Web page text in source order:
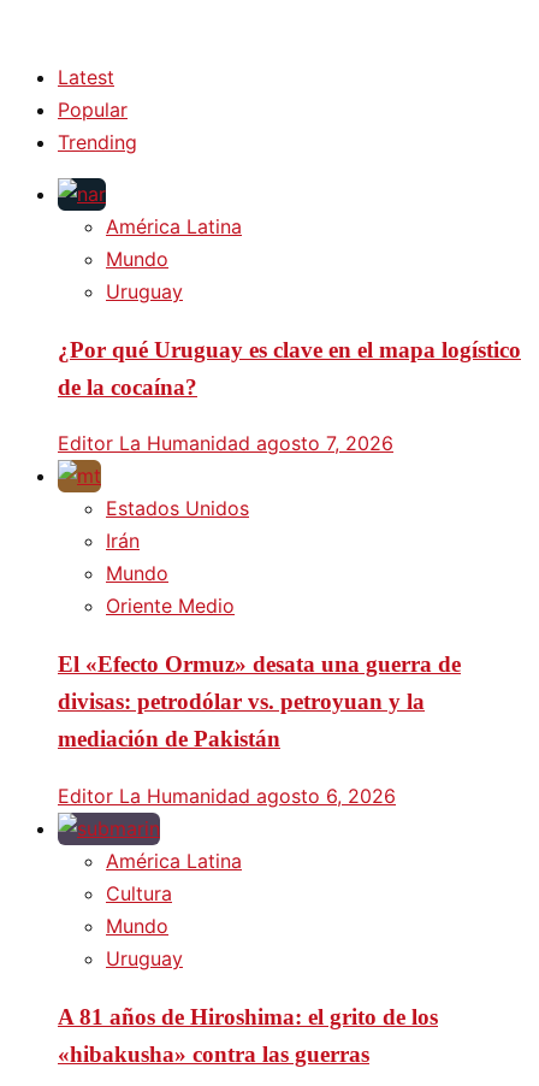
Latest
Popular
Trending
América Latina
Mundo
Uruguay
¿Por qué Uruguay es clave en el mapa logístico
de la cocaína?
Editor La Humanidad agosto 7, 2026
Estados Unidos
Irán
Mundo
Oriente Medio
El «Efecto Ormuz» desata una guerra de
divisas: petrodólar vs. petroyuan y la
mediación de Pakistán
Editor La Humanidad agosto 6, 2026
América Latina
Cultura
Mundo
Uruguay
A 81 años de Hiroshima: el grito de los
«hibakusha» contra las guerras